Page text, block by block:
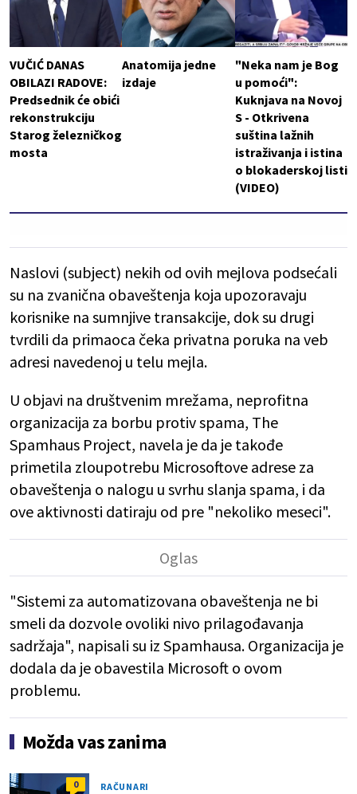
VUČIĆ DANAS
OBILAZI RADOVE:
Predsednik će obići
rekonstrukciju
Starog železničkog
mosta
Anatomija jedne
izdaje
"Neka nam je Bog
u pomoći":
Kuknjava na Novoj
S - Otkrivena
suština lažnih
istraživanja i istina
o blokaderskoj listi
(VIDEO)
Naslovi (subject) nekih od ovih mejlova podsećali
su na zvanična obaveštenja koja upozoravaju
korisnike na sumnjive transakcije, dok su drugi
tvrdili da primaoca čeka privatna poruka na veb
adresi navedenoj u telu mejla.
U objavi na društvenim mrežama, neprofitna
organizacija za borbu protiv spama, The
Spamhaus Project, navela je da je takođe
primetila zloupotrebu Microsoftove adrese za
obaveštenja o nalogu u svrhu slanja spama, i da
ove aktivnosti datiraju od pre "nekoliko meseci".
"Sistemi za automatizovana obaveštenja ne bi
smeli da dozvole ovoliki nivo prilagođavanja
sadržaja", napisali su iz Spamhausa. Organizacija je
dodala da je obavestila Microsoft o ovom
problemu.
Možda vas zanima
0 RAČUNARI